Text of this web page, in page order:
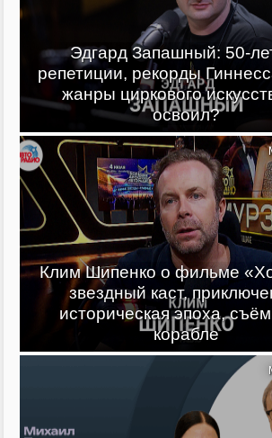
Эдгард Запашный: 50-
репетиции, рекорды
жанры циркового
освоил?
Клим Шипенко о фильме
звездный каст,
историческая эпоха,
корабле